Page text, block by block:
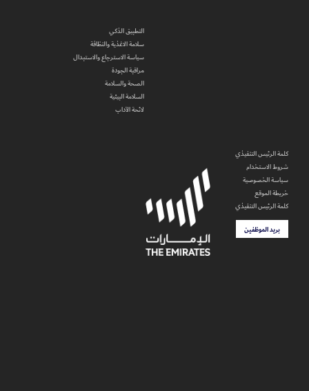
التطبيق الذكي
سلامة الاغذية والنظافة
سياسة الاسترجاع والاستبدال
مراقبة الجودة
الصحة والسلامة
السلامة البيئية
لائحة الآداب
كلمة الرئيس التنفيذي
شروط الاستخدام
سياسة الخصوصية
خريطة الموقع
كلمة الرئيس التنفيذي
بريد الموظفين